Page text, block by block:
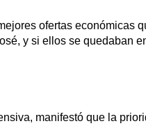
ofertas económicas
y si ellos se quedaban
manifestó que la